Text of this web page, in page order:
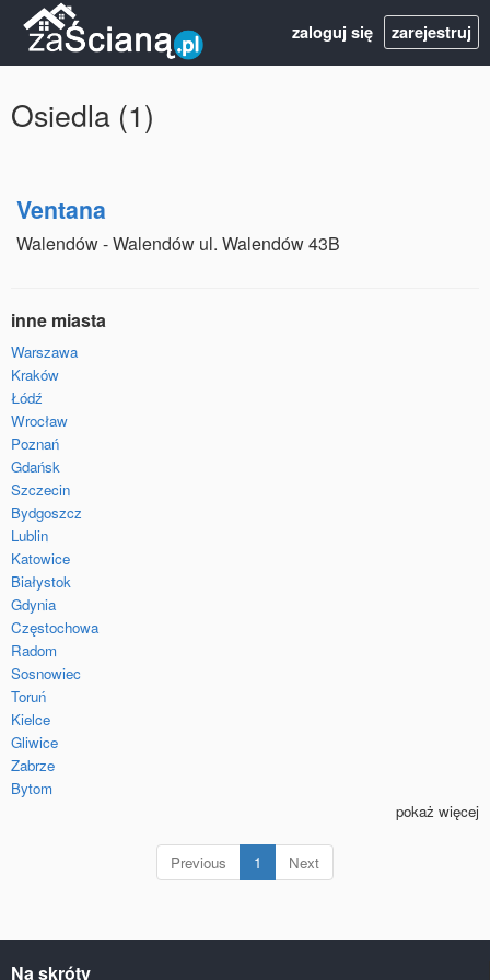
zaloguj się zarejestruj
Osiedla (1)
Ventana
Walendów - Walendów ul. Walendów 43B
inne miasta
Warszawa
Kraków
Łódź
Wrocław
Poznań
Gdańsk
Szczecin
Bydgoszcz
Lublin
Katowice
Białystok
Gdynia
Częstochowa
Radom
Sosnowiec
Toruń
Kielce
Gliwice
Zabrze
Bytom
pokaż więcej
Previous 1 (current)
Next
Na skróty